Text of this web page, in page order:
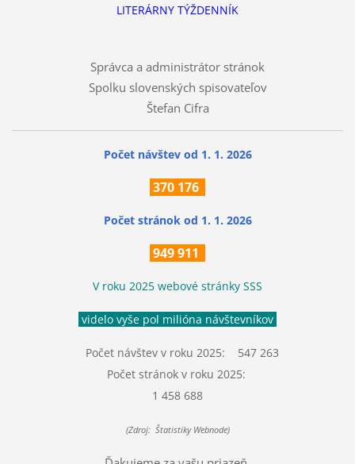
LITERÁRNY TÝŽDENNÍK
Správca a administrátor stránok
Spolku slovenských spisovateľov
Štefan Cifra
Počet návštev od 1. 1. 2026
370 176
Počet stránok od 1. 1. 2026
949 911
V roku 2025 webové stránky SSS
videlo vyše pol milióna návštevníkov
Počet návštev v roku 2025: 547 263
Počet stránok v roku 2025:
1 458 688
(Zdroj: Štatistiky Webnode)